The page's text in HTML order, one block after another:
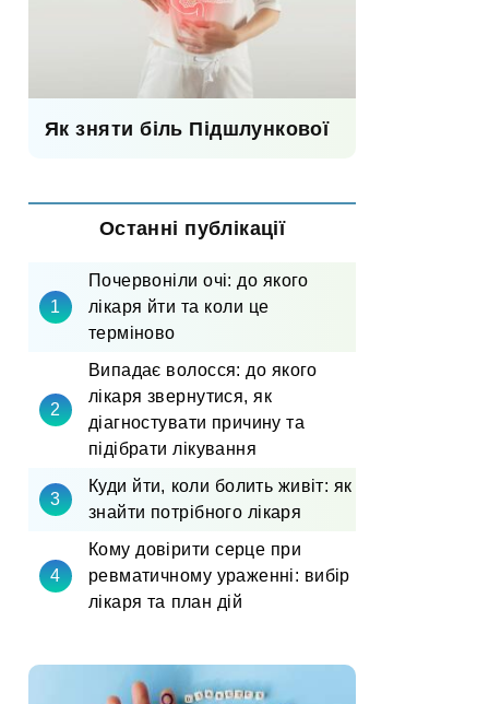
Як зняти біль Підшлункової
Останні публікації
Почервоніли очі: до якого
лікаря йти та коли це
терміново
Випадає волосся: до якого
лікаря звернутися, як
діагностувати причину та
підібрати лікування
Куди йти, коли болить живіт: як
знайти потрібного лікаря
Кому довірити серце при
ревматичному ураженні: вибір
лікаря та план дій